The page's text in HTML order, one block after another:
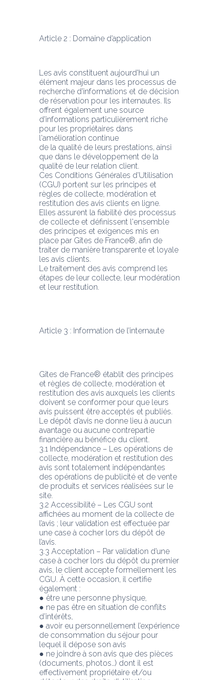
Article 2 : Domaine d’application
Les avis constituent aujourd'hui un
élément majeur dans les processus de
recherche d'informations et de décision
de réservation pour les internautes. Ils
offrent également une source
d'informations particulièrement riche
pour les propriétaires dans
l'amélioration continue
de la qualité de leurs prestations, ainsi
que dans le développement de la
qualité de leur relation client.
Ces Conditions Générales d’Utilisation
(CGU) portent sur les principes et
règles de collecte, modération et
restitution des avis clients en ligne.
Elles assurent la fiabilité des processus
de collecte et définissent l'ensemble
des principes et exigences mis en
place par Gîtes de France®, afin de
traiter de manière transparente et loyale
les avis clients.
Le traitement des avis comprend les
étapes de leur collecte, leur modération
et leur restitution.
Article 3 : Information de l’internaute
Gîtes de France® établit des principes
et règles de collecte, modération et
restitution des avis auxquels les clients
doivent se conformer pour que leurs
avis puissent être acceptés et publiés.
Le dépôt d’avis ne donne lieu à aucun
avantage ou aucune contrepartie
financière au bénéfice du client.
3.1 Indépendance – Les opérations de
collecte, modération et restitution des
avis sont totalement indépendantes
des opérations de publicité et de vente
de produits et services réalisées sur le
site.
3.2 Accessibilité – Les CGU sont
affichées au moment de la collecte de
l’avis ; leur validation est effectuée par
une case à cocher lors du dépôt de
l’avis.
3.3 Acceptation – Par validation d’une
case à cocher lors du dépôt du premier
avis, le client accepte formellement les
CGU. À cette occasion, il certifie
également :
● être une personne physique,
● ne pas être en situation de conflits
d’intérêts,
● avoir eu personnellement l’expérience
de consommation du séjour pour
lequel il dépose son avis
● ne joindre à son avis que des pièces
(documents, photos…) dont il est
effectivement propriétaire et/ou